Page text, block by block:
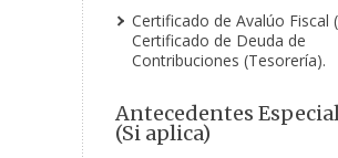
Certificado de Avalúo Fiscal
Certificado de Deuda de
Contribuciones (Tesorería).
Antecedentes
(Si aplica)